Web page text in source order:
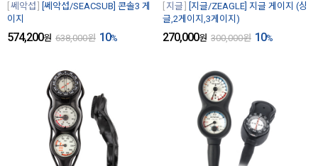
쎄악섭
[쎄악섭/SEACSUB] 콘솔3 게
이지
574,200원 638,000원 10%
지글
[지글/ZEAGLE] 지글 게이지 (싱
글,2게이지,3게이지)
270,000원 300,000원 10%